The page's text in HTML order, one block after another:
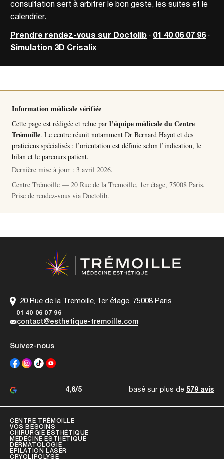
consultation sert à arbitrer le bon geste, les suites et le
calendrier.
Prendre rendez-vous sur Doctolib · 01 40 06 07 96·
Simulation 3D Crisalix
Information médicale vérifiée
Cette page est rédigée et relue par l’équipe médicale du Centre
Trémoille. Le centre réunit notamment Dr Bernard Hayot et des
praticiens spécialisés ; l’orientation est définie selon l’indication, le
bilan et le parcours patient.
Dernière mise à jour : 3 avril 2026.
Centre Trémoille — 20 Rue de la Tremoille, 1er étage, 75008 Paris.
Prise de rendez-vous via Doctolib.
20 Rue de la Tremoille, 1er étage, 75008 Paris
01 40 06 07 96
contact@esthetique-tremoille.com
Suivez-nous
4,6/5 basé sur plus de 579 avis
CENTRE TRÉMOILLE
VOS BESOINS
CHIRURGIE ESTHÉTIQUE
MÉDECINE ESTHÉTIQUE
DERMATOLOGIE
EPILATION LASER
CRYOLIPOLYSE